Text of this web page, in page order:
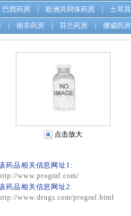
巴西药房 欧洲共同体药房 土耳
南非药房 芬兰药房 挪威药房
点击放大
药品相关信息网址1:
www.prograf.com/
药品相关信息网址2:
www.drugs.com/prograf.html